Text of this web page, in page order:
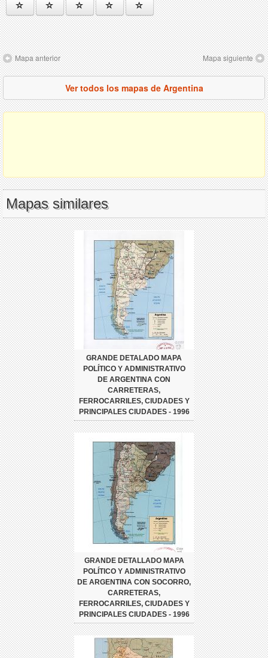
Mapa anterior Mapa siguiente
Ver todos los mapas de Argentina
Mapas similares
GRANDE DETALADO MAPA
POLÍTICO Y ADMINISTRATIVO
DE ARGENTINA CON
CARRETERAS,
FERROCARRILES, CIUDADES Y
PRINCIPALES CIUDADES - 1996
GRANDE DETALLADO MAPA
POLÍTICO Y ADMINISTRATIVO
DE ARGENTINA CON SOCORRO,
CARRETERAS,
FERROCARRILES, CIUDADES Y
PRINCIPALES CIUDADES - 1996